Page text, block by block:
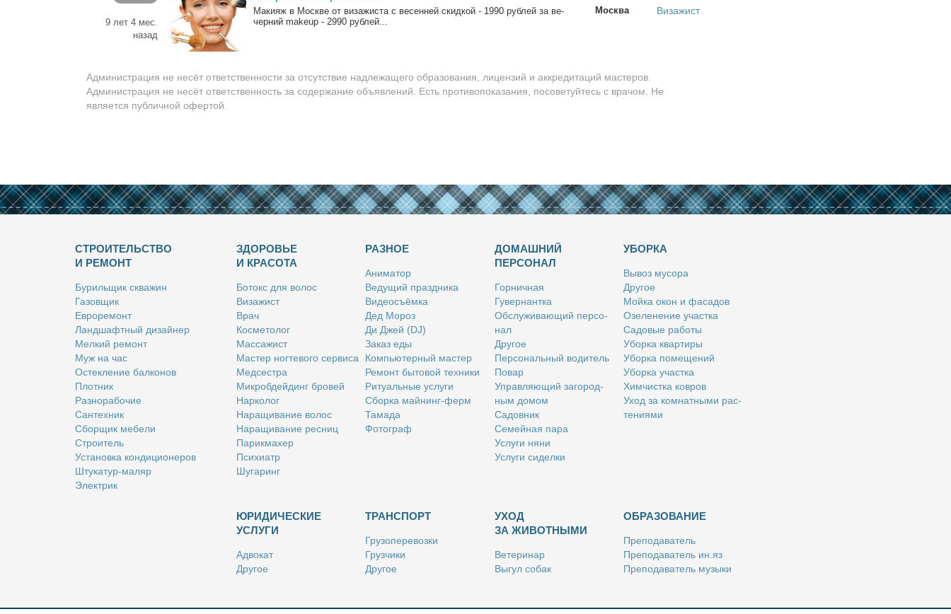
9 лет 4 мес.
назад
Ма­ки­яж в Москве от ви­за­жи­ста с ве­сен­ней скид­кой - 1990 руб­лей за ве­
чер­ний makeup - 2990 руб­лей...
Москва Визажист
Администрация не несёт ответственности за отсутствие надлежащего образования, лицензий и аккредитаций мастеров.
Администрация не несёт ответственность за содержание объявлений. Есть противопоказания, посоветуйтесь с врачом. Не
является публичной офертой.
СТРОИТЕЛЬСТВО
И РЕМОНТ
Бу­риль­щик сква­жин
Га­зов­щик
Ев­ро­ре­монт
Ланд­шафт­ный ди­зай­нер
Мел­кий ре­монт
Муж на час
Остек­ле­ние бал­ко­нов
Плот­ник
Раз­но­ра­бо­чие
Сан­тех­ник
Сбор­щик ме­бе­ли
Стро­и­тель
Уста­нов­ка кон­ди­ци­о­не­ров
Шту­ка­тур-ма­ляр
Элек­трик
ЗДОРОВЬЕ
И КРАСОТА
Бо­токс для во­лос
Ви­за­жист
Врач
Кос­ме­то­лог
Мас­са­жист
Ма­стер ног­те­во­го сер­ви­са
Мед­сест­ра
Мик­роб­дей­динг бро­вей
Нар­ко­лог
На­ра­щи­ва­ние во­лос
На­ра­щи­ва­ние рес­ниц
Па­рик­махер
Пси­хи­атр
Шу­га­ринг
РАЗНОЕ
Ани­ма­тор
Ве­ду­щий празд­ни­ка
Ви­део­съём­ка
Дед Мо­роз
Ди Джей (DJ)
За­каз еды
Ком­пью­тер­ный ма­стер
Ре­монт бы­то­вой тех­ни­ки
Ри­ту­аль­ные услу­ги
Сбор­ка май­нинг-ферм
Та­ма­да
Фо­то­граф
ДОМАШНИЙ
ПЕРСОНАЛ
Гор­нич­ная
Гу­вер­нант­ка
Об­слу­жи­ва­ю­щий пер­со­
нал
Дру­гое
Пер­со­наль­ный во­ди­тель
По­вар
Управ­ля­ю­щий за­го­род­
ным до­мом
Са­дов­ник
Се­мей­ная па­ра
Услу­ги ня­ни
Услу­ги си­дел­ки
УБОРКА
Вы­воз му­со­ра
Дру­гое
Мой­ка окон и фа­са­дов
Озе­ле­не­ние участ­ка
Са­до­вые ра­бо­ты
Убор­ка квар­ти­ры
Убор­ка по­ме­ще­ний
Убор­ка участ­ка
Хим­чист­ка ков­ров
Уход за ком­нат­ны­ми рас­
те­ни­я­ми
ЮРИДИЧЕСКИЕ
УСЛУГИ
Адво­кат
Дру­гое
Ри­эл­тор
ТРАНСПОРТ
Гру­зо­пе­ре­воз­ки
Груз­чи­ки
Дру­гое
Так­си
УХОД
ЗА ЖИВОТНЫМИ
Ве­те­ри­нар
Вы­гул со­бак
Стриж­ка жи­вот­ных
ОБРАЗОВАНИЕ
Пре­по­да­ва­тель
Пре­по­да­ва­тель ин.яз
Пре­по­да­ва­тель му­зы­ки